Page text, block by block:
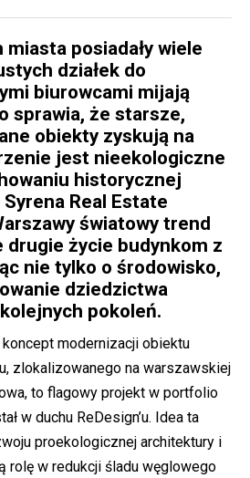
miasta posiadały wiele
działek do
biurowcami mijają
sprawia, że starsze,
obiekty zyskują na
jest nieekologiczne
historycznej
Real Estate
światowy trend
drugie życie budynkom z
nie tylko o środowisko,
dziedzictwa
pokoleń.
modernizacji obiektu
zlokalizowanego na warszawskiej
to flagowy projekt w portfolio
w duchu ReDesign’u. Idea ta
proekologicznej architektury i
rolę w redukcji śladu węglowego